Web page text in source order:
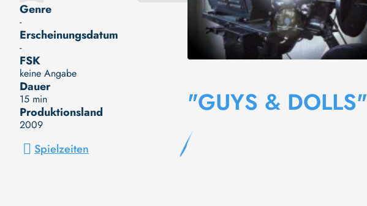
Genre
-
Erscheinungsdatum
-
FSK
keine Angabe
Dauer
15 min
Produktionsland
2009
Spielzeiten
"GUYS & DOLLS"